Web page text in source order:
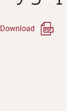
Download